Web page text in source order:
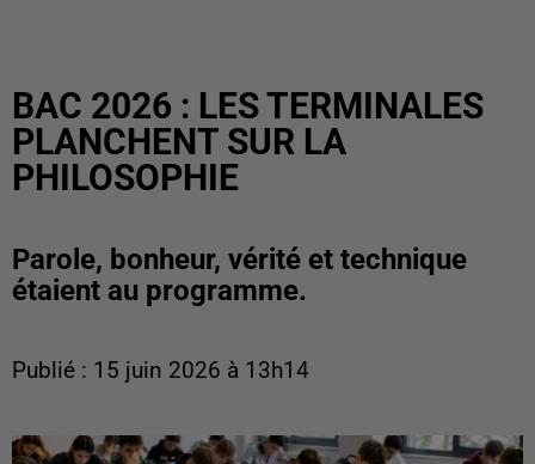
BAC 2026 : LES TERMINALES
PLANCHENT SUR LA
PHILOSOPHIE
Parole, bonheur, vérité et technique
étaient au programme.
Publié : 15 juin 2026 à 13h14